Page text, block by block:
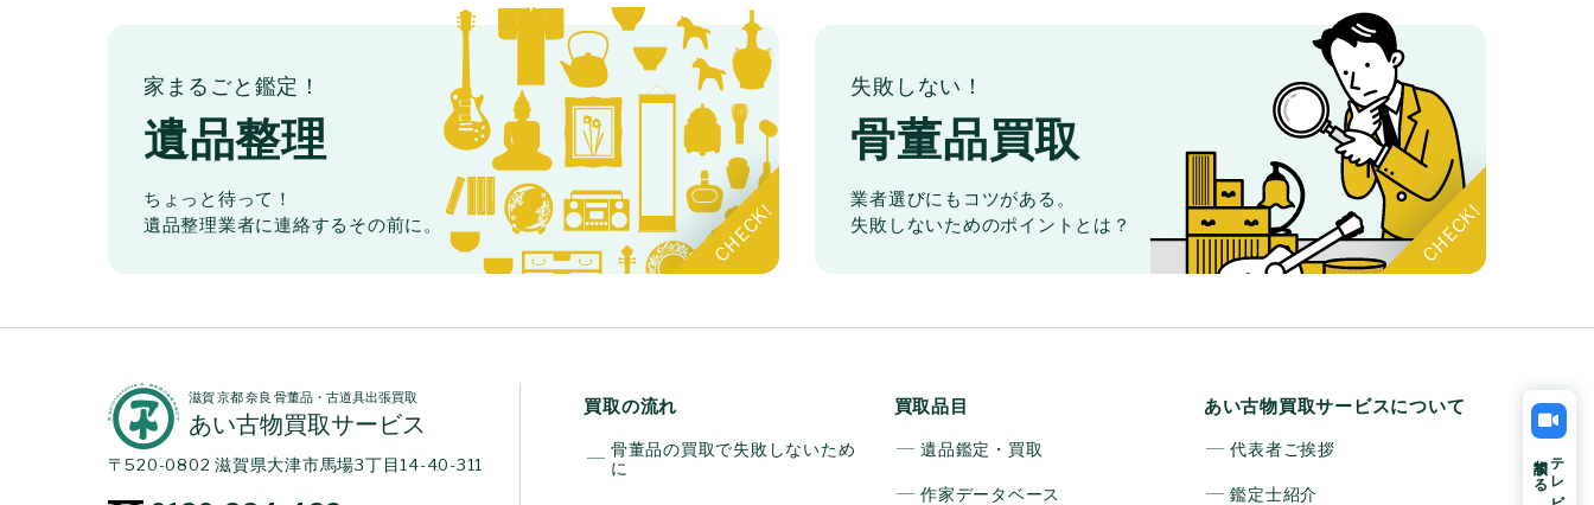
テレビ電話で
相談する
家まるごと鑑定！
遺品整理
ちょっと待って！
遺品整理業者に連絡するその前に。
失敗しない！
骨董品買取
業者選びにもコツがある。
失敗しないためのポイントとは？
滋賀 京都 奈良 骨董品・古道具出張買取
あい古物買取サービス
〒520-0802 滋賀県大津市馬場3丁目14-40-311
買取の流れ
骨董品の買取で失敗しないため
に
買取品目
遺品鑑定・買取
作家データベース
あい古物買取サービスについて
代表者ご挨拶
鑑定士紹介